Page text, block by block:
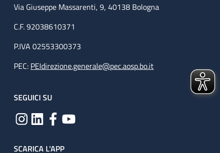
Via Giuseppe Massarenti, 9, 40138 Bologna
C.F. 92038610371
P.IVA 02553300373
PEC: PEIdirezione.generale@pec.aosp.bo.it
SEGUICI SU
SCARICA L'APP